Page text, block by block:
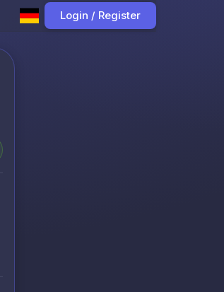
Login / Register